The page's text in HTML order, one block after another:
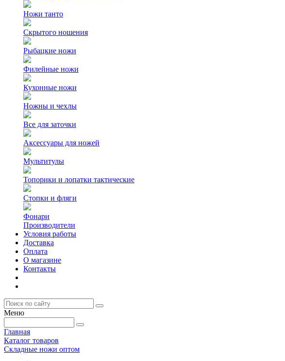
Ножи танто
Скрытого ношения
Рыбацкие ножи
Филейные ножи
Кухонные ножи
Ножны и чехлы
Все для заточки
Аксессуары для ножей
Мультитулы
Топорики и лопатки тактические
Стопки и фляги
Фонари
Производители
Условия работы
Доставка
Оплата
О магазине
Контакты
Меню
Главная
Каталог товаров
Складные ножи оптом